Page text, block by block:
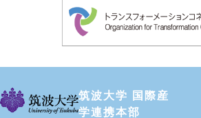
筑波大学 国際産
学連携本部